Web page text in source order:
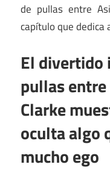
de pullas entre
capítulo que dedica
El divertido
pullas
Clarke
oculta algo
mucho ego